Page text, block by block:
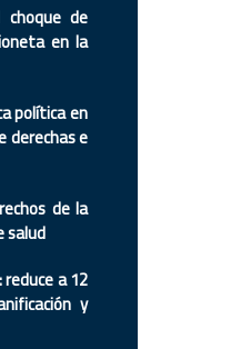
de
en la
política en
derechas e
de la
salud
a 12
y